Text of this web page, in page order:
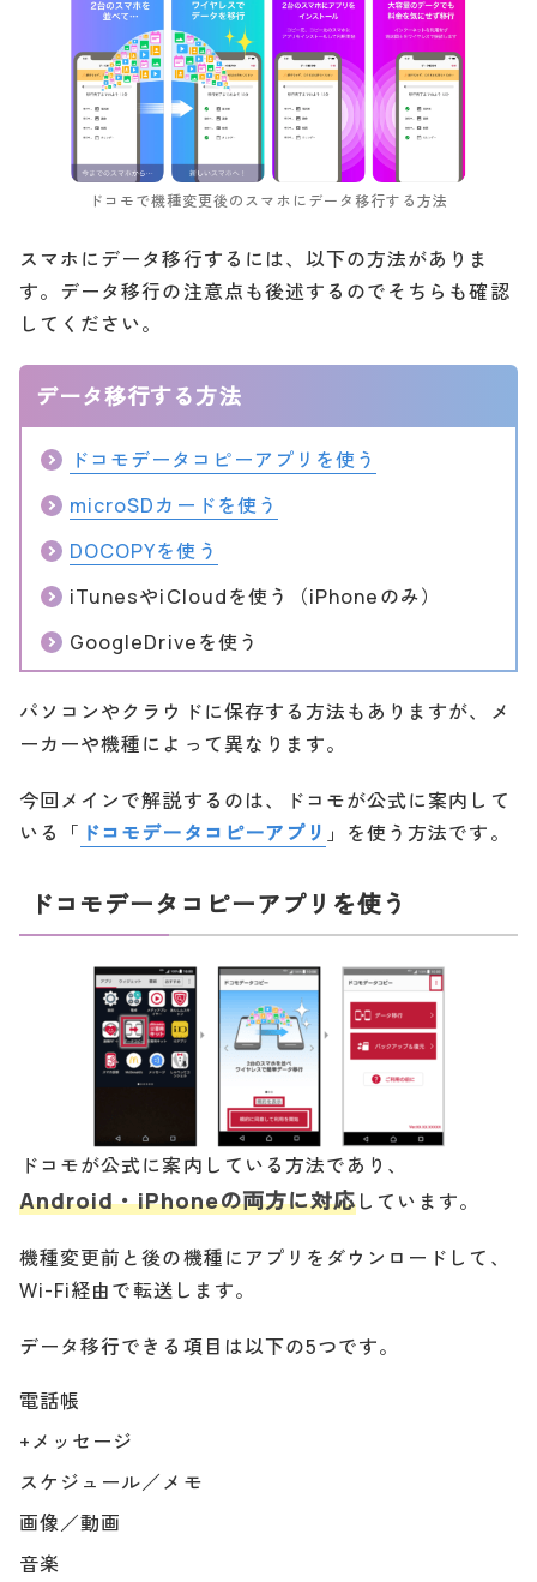
ドコモで機種変更後のスマホにデータ移行する方法
スマホにデータ移行するには、以下の方法がありま
す。データ移行の注意点も後述するのでそちらも確認
してください。
データ移行する方法
ドコモデータコピーアプリを使う
microSDカードを使う
DOCOPYを使う
iTunesやiCloudを使う（iPhoneのみ）
GoogleDriveを使う
パソコンやクラウドに保存する方法もありますが、メ
ーカーや機種によって異なります。
今回メインで解説するのは、ドコモが公式に案内して
いる「 ドコモデータコピーアプリ 」を使う方法です。
ドコモデータコピーアプリを使う
ドコモが公式に案内している方法であり、
Android・iPhoneの両方に対応しています。
機種変更前と後の機種にアプリをダウンロードして、
Wi-Fi経由で転送します。
データ移行できる項目は以下の5つです。
電話帳
+メッセージ
スケジュール／メモ
画像／動画
音楽